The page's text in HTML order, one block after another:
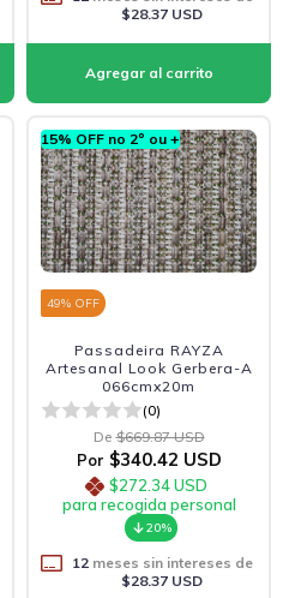
$28.37 USD
15% OFF no 2º ou +
49% OFF
Passadeira RAYZA
Artesanal Look Gerbera-A
066cmx20m
(0)
De $669.87 USD
Por $340.42 USD
$272.34 USD
para recogida personal
20%
12meses sin intereses de
$28.37 USD